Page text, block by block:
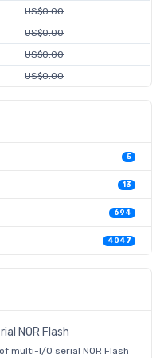
US$0.00
US$0.00
US$0.00
US$0.00
5
13
694
4047
NOR Flash
multi-I/O serial NOR Flash